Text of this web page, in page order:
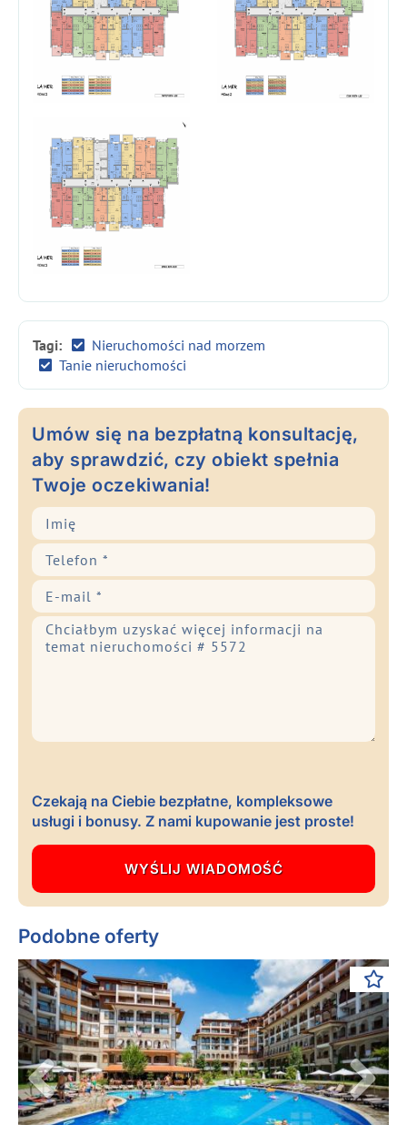
Tagi:
Nieruchomości nad morzem
Tanie nieruchomości
Umów się na bezpłatną konsultację,
aby sprawdzić, czy obiekt spełnia
Twoje oczekiwania!
Czekają na Ciebie bezpłatne, kompleksowe
usługi i bonusy. Z nami kupowanie jest proste!
Podobne oferty
Previous Next